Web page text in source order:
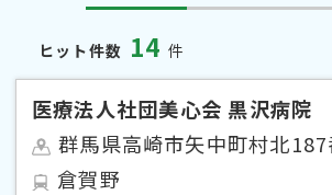
ヒット件数 14 件
医療法人社団美心会 黒沢病院
群馬県高崎市矢中町村北187
倉賀野